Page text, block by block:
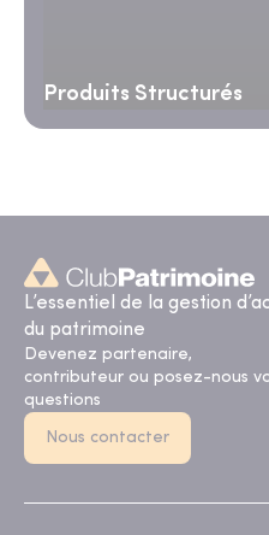
Produits Structurés
L’essentiel de la gestion
du patrimoine
Devenez partenaire,
contributeur ou posez-nous
questions
Nous contacter